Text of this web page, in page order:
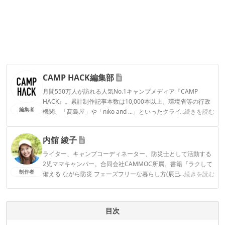
編集者
CAMP HACK編集部
月間550万人が訪れる人気No.1キャンプメディア『CAMP
HACK』。累計制作記事本数は10,000本以上。環境省等の行政
機関、「髙島屋」や「niko and ...」といったクライアントとの
...続きを読む
CAMP HACK編集部のプロフィール
制作者
内舘 綾子
ライター、キャンプコーディネーター、防災士として活動する
2児ママキャンパー。合同会社CAMMOC所属。書籍『ラクして
備える ながら防災 フェーズフリーな暮らし方(辰巳出版)』『う
す！▶2016年～CAMP HACKライター
...続きを読む
目次